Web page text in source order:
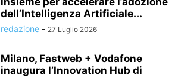
dell’Intelligenza Artificiale...
redazione - 27 Luglio 2026
Milano, Fastweb + Vodafone
inaugura l’Innovation Hub di